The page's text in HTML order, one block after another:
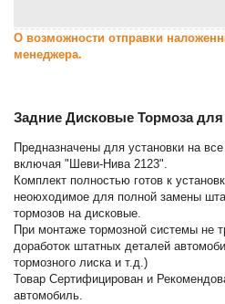
О возможности отправки
менеджера.
Задние Дисковые Тормоза
Предназначены для установки на
включая "Шеви-Нива 2123".
Комплект полностью готов к
неоюходимое для полной замены
тормозов на дисковые.
При монтаже тормозной системы не
доработок штатных деталей
тормозного лиска и т.д.)
Товар Сертифицирован и
автомобиль.